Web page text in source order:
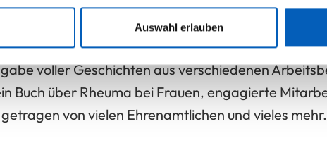
Auswahl erlauben
sichtbar Fahrt auf. Gleichzeitig stärkt das
ins Stadtzentrum.
voller Geschichten aus verschiedenen
Buch über Rheuma bei Frauen, engagierte
von vielen Ehrenamtlichen und vieles